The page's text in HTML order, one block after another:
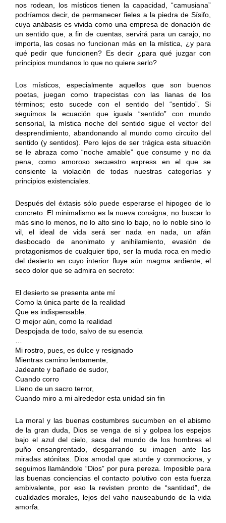
nos rodean, los místicos tienen la capacidad, “camusiana”
podríamos decir, de permanecer fieles a la piedra de Sísifo,
cuya anábasis es vivida como una empresa de donación de
un sentido que, a fin de cuentas, servirá para un carajo, no
importa, las cosas no funcionan más en la mística, ¿y para
qué pedir que funcionen? Es decir ¿para qué juzgar con
principios mundanos lo que no quiere serlo?
Los místicos, especialmente aquellos que son buenos
poetas, juegan como trapecistas con las lianas de los
términos; esto sucede con el sentido del “sentido”. Si
seguimos la ecuación que iguala “sentido” con mundo
sensorial, la mística noche del sentido sigue el vector del
desprendimiento, abandonando al mundo como circuito del
sentido (y sentidos). Pero lejos de ser trágica esta situación
se le abraza como “noche amable” que consume y no da
pena, como amoroso secuestro express en el que se
consiente la violación de todas nuestras categorías y
principios existenciales.
Después del éxtasis sólo puede esperarse el hipogeo de lo
concreto. El minimalismo es la nueva consigna, no buscar lo
más sino lo menos, no lo alto sino lo bajo, no lo noble sino lo
vil, el ideal de vida será ser nada en nada, un afán
desbocado de anonimato y anihilamiento, evasión de
protagonismos de cualquier tipo, ser la muda roca en medio
del desierto en cuyo interior fluye aún magma ardiente, el
seco dolor que se admira en secreto:
El desierto se presenta ante mí
Como la única parte de la realidad
Que es indispensable.
O mejor aún, como la realidad
Despojada de todo, salvo de su esencia
Mi rostro, pues, es dulce y resignado
Mientras camino lentamente,
Jadeante y bañado de sudor,
Cuando corro
Lleno de un sacro terror,
Cuando miro a mi alrededor esta unidad sin fin
La moral y las buenas costumbres sucumben en el abismo
de la gran duda, Dios se venga de sí y golpea los espejos
bajo el azul del cielo, saca del mundo de los hombres el
puño ensangrentado, desgarrando su imagen ante las
miradas atónitas. Dios amodal que aturde y conmociona, y
seguimos llamándole “Dios” por pura pereza. Imposible para
las buenas conciencias el contacto polutivo con esta fuerza
ambivalente, por eso la revisten pronto de “santidad”, de
cualidades morales, lejos del vaho nauseabundo de la vida
amorfa.